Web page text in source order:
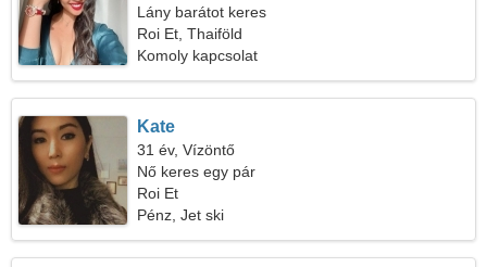
Lány barátot keres
Roi Et, Thaiföld
Komoly kapcsolat
Kate
31 év, Vízöntő
Nő keres egy pár
Roi Et
Pénz, Jet ski